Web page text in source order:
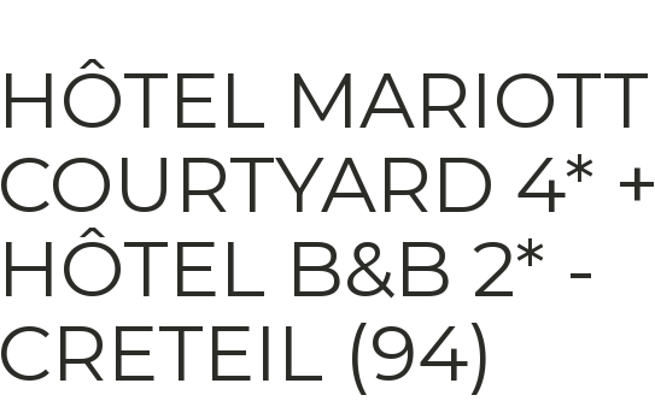
HÔTEL MARIOTT
COURTYARD 4* +
HÔTEL B&B 2* -
CRETEIL (94)